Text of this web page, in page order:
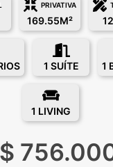
PRIVATIVA
169.55M²
1 SUÍTE 1
1 LIVING